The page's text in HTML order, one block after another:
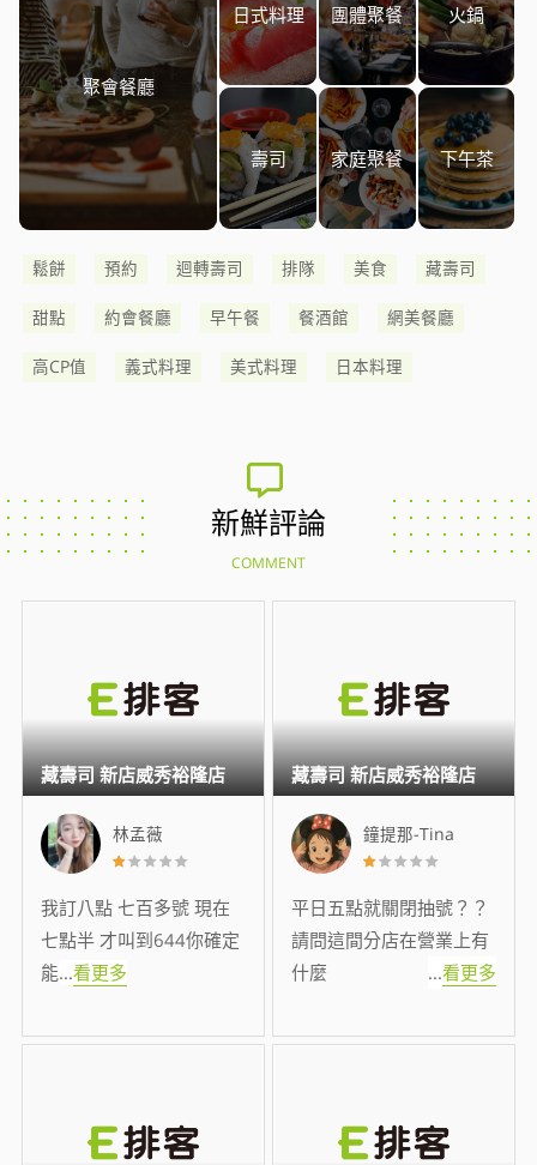
聚會餐廳
日式料理 團體聚餐 火鍋
壽司 家庭聚餐 下午茶
鬆餅 預約 迴轉壽司 排隊 美食 藏壽司
甜點 約會餐廳 早午餐 餐酒館 網美餐廳
高CP值 義式料理 美式料理 日本料理
新鮮評論
COMMENT
林孟薇
我訂八點 七百多號 現在
七點半 才叫到644你確定
能...看更多
藏壽司 新店威秀裕隆店
鐘提那-Tina
平日五點就關閉抽號？？
請問這間分店在營業上有
什麼
...看更多
藏壽司 新店威秀裕隆店